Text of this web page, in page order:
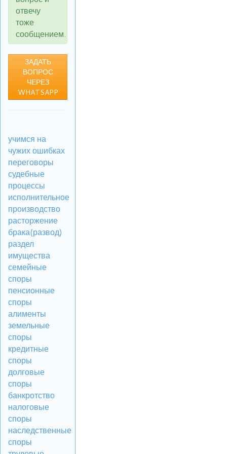
отвечу
тоже
сообщением.
ЗАДАТЬ
ВОПРОС
ЧЕРЕЗ
WHATSAPP
учимся на
чужих ошибках
переговоры
судебные
процессы
исполнительное
производство
расторжение
брака(развод)
раздел
имущества
семейные
споры
пенсионные
споры
алименты
земельные
споры
кредитные
споры
долговые
споры
банкротство
налоговые
споры
наследственные
споры